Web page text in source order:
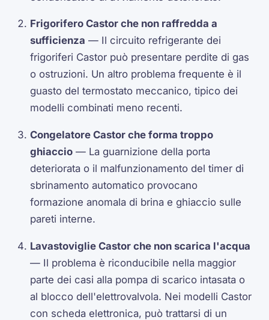
Frigorifero Castor che non raffredda a
sufficienza — Il circuito refrigerante dei
frigoriferi Castor può presentare perdite di gas
o ostruzioni. Un altro problema frequente è il
guasto del termostato meccanico, tipico dei
modelli combinati meno recenti.
Congelatore Castor che forma troppo
ghiaccio — La guarnizione della porta
deteriorata o il malfunzionamento del timer di
sbrinamento automatico provocano
formazione anomala di brina e ghiaccio sulle
pareti interne.
Lavastoviglie Castor che non scarica l'acqua
— Il problema è riconducibile nella maggior
parte dei casi alla pompa di scarico intasata o
al blocco dell'elettrovalvola. Nei modelli Castor
con scheda elettronica, può trattarsi di un